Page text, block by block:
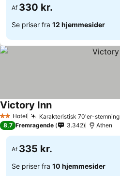
Af 330 kr.
Se priser fra 12 hjemmesider
2 Stjerner
Hotel Karakteristisk 70'er-stemning
Victory Inn
8,7 Fremragende 3.342 Athen
Af 335 kr.
Se priser fra 10 hjemmesider